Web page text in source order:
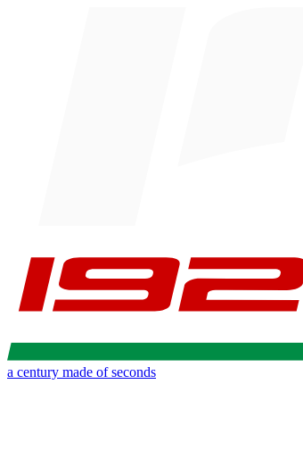
a century made of seconds